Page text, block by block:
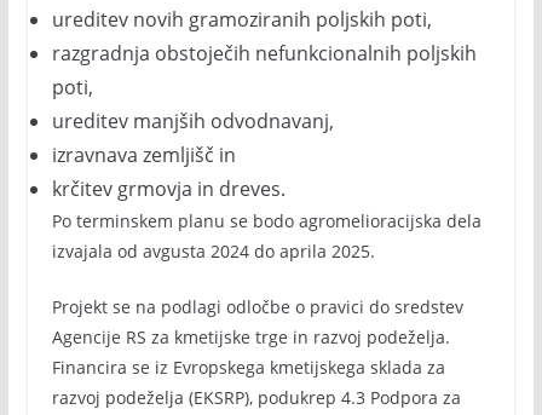
ureditev novih gramoziranih poljskih poti,
razgradnja obstoječih nefunkcionalnih poljskih
poti,
ureditev manjših odvodnavanj,
izravnava zemljišč in
krčitev grmovja in dreves.
Po terminskem planu se bodo agromelioracijska dela
izvajala od avgusta 2024 do aprila 2025.
Projekt se na podlagi odločbe o pravici do sredstev
Agencije RS za kmetijske trge in razvoj podeželja.
Financira se iz Evropskega kmetijskega sklada za
razvoj podeželja (EKSRP), podukrep 4.3 Podpora za